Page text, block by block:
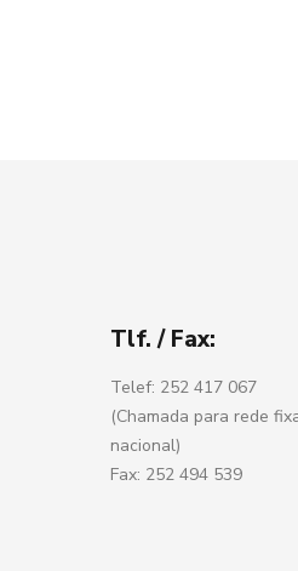
Tlf. / Fax:
Telef: 252 417 067
(Chamada para rede
nacional)
Fax: 252 494 539